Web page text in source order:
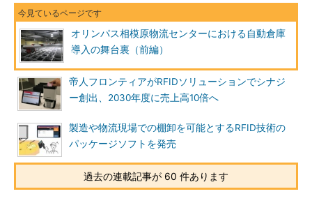
オリンパス相模原物流センターにおける自動倉庫
導入の舞台裏（前編）
帝人フロンティアがRFIDソリューションでシナジ
ー創出、2030年度に売上高10倍へ
製造や物流現場での棚卸を可能とするRFID技術の
パッケージソフトを発売
過去の連載記事が 60 件あります